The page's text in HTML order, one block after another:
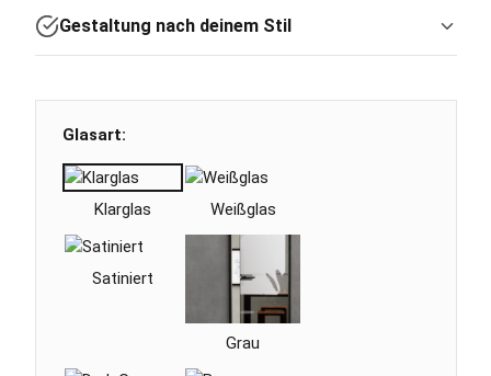
Gestaltung nach deinem Stil
Glasart:
Klarglas Weißglas
Satiniert
Grau